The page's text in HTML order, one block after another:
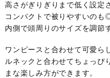
高さがぎりぎりまで低く設定
コンパクトで被りやすいのも
内側で頭周りのサイズを調節
ワンピースと合わせて可愛ら
ルネックと合わせてちょっぴ
まな楽しみ方ができます。